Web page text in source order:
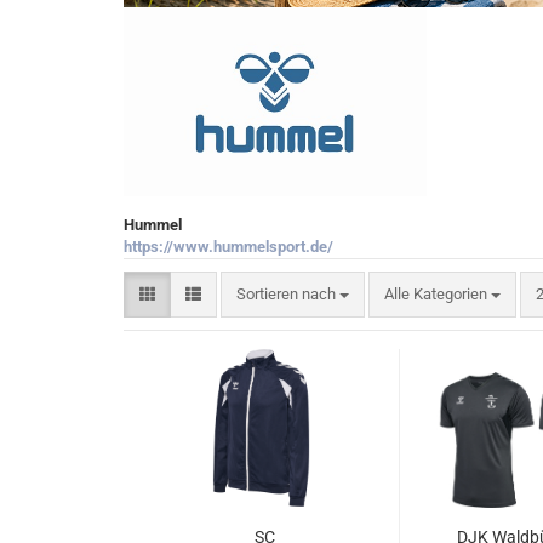
Hummel
https://www.hummelsport.de/
Sortieren nach
Sortieren nach Alle Kategorien
SC
DJK